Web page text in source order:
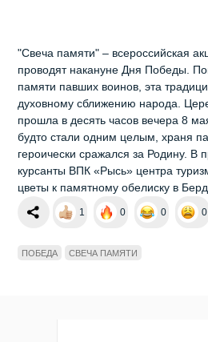
"Свеча памяти" – всероссийская
проводят накануне Дня Победы.
памяти павших воинов, эта
духовному сближению народа.
прошла в десять часов вечера 8
будто стали одним целым, храня
героически сражался за Родину. В
курсанты ВПК «Рысь» центра
цветы к памятному обелиску в
1 0 0 0
ПОБЕДА СВЕЧА ПАМЯТИ